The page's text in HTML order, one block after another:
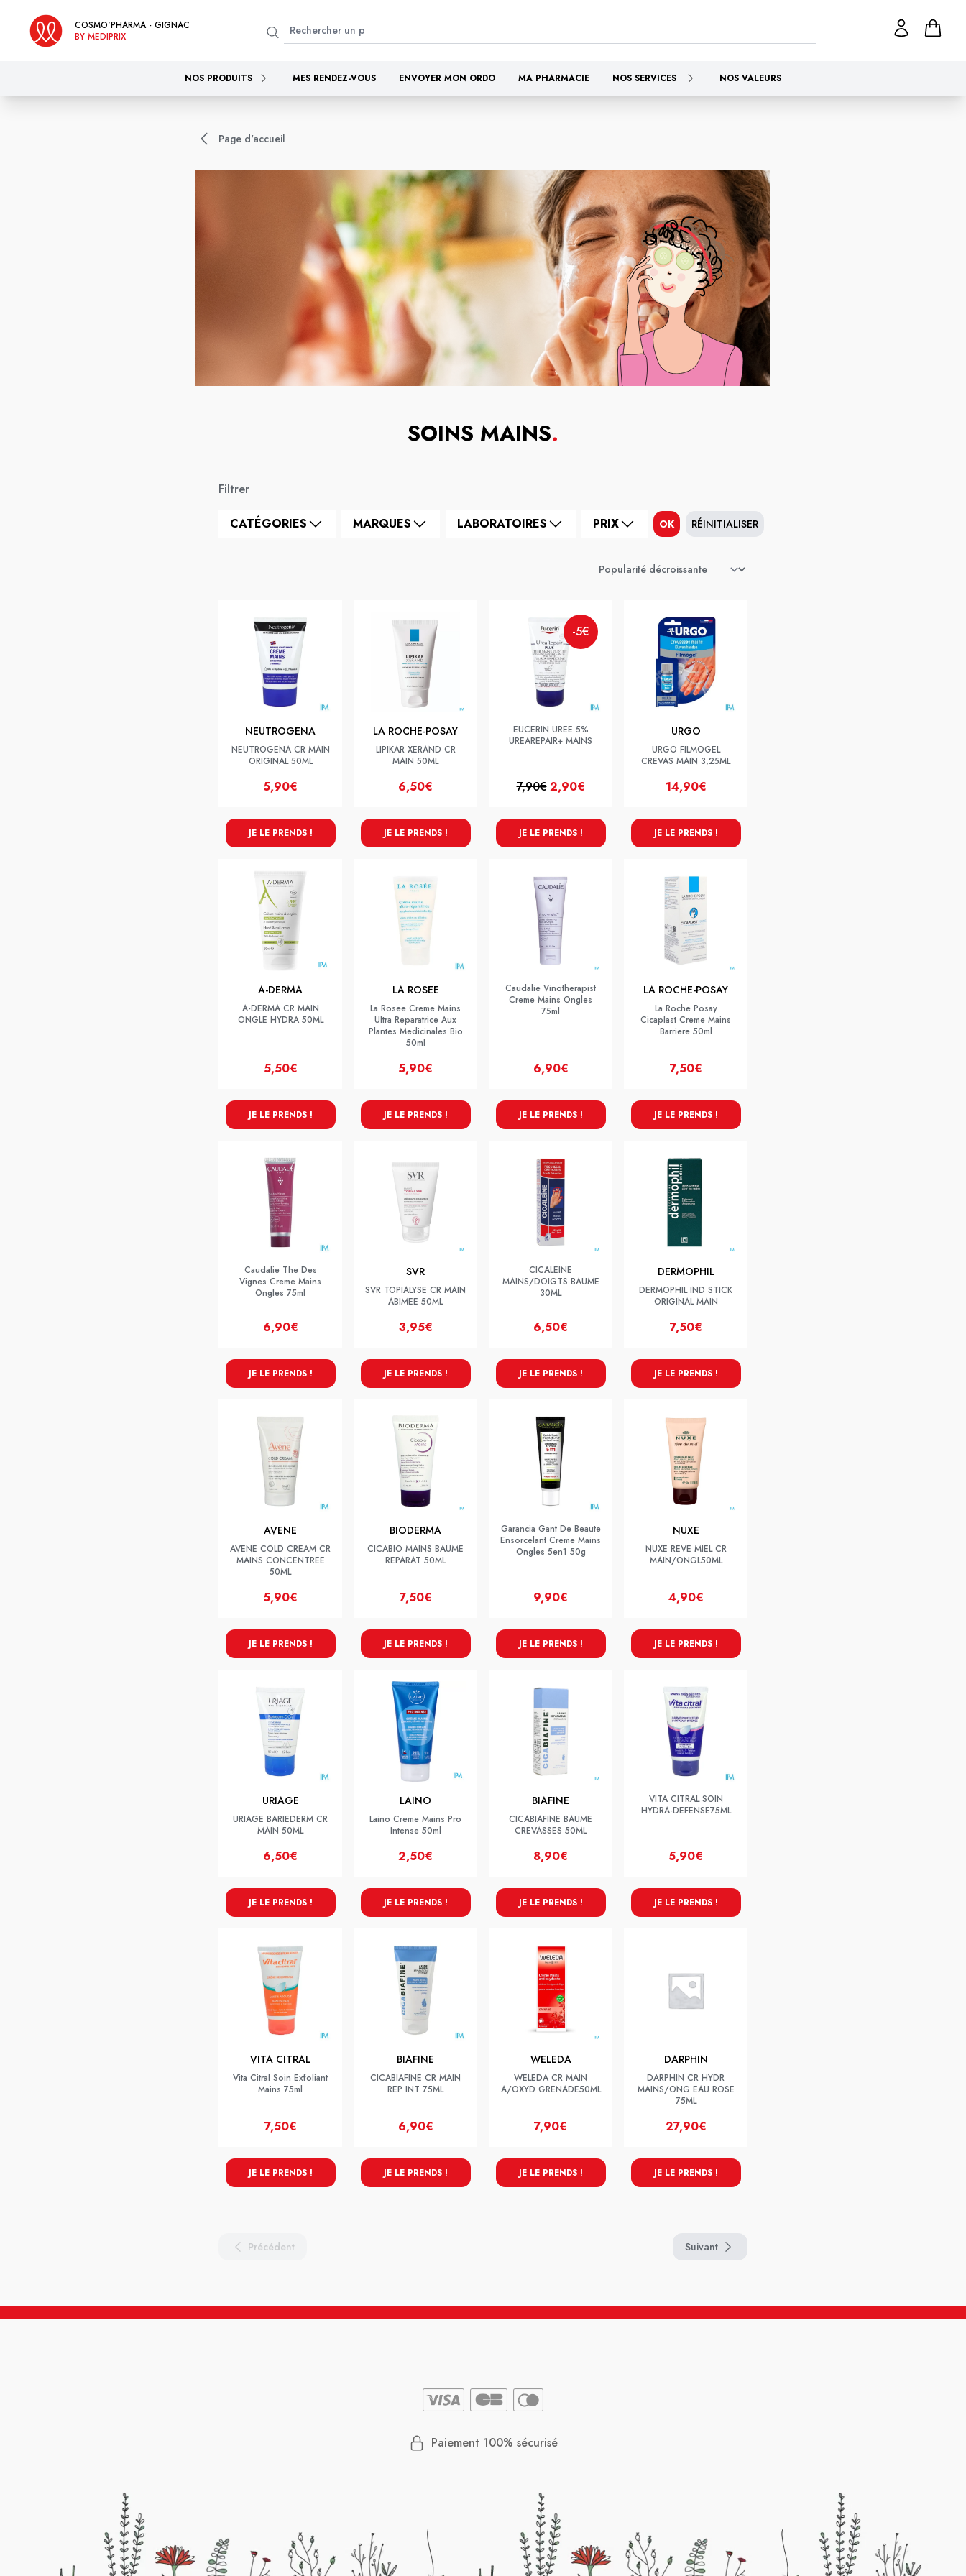
COSMO'PHARMA - GIGNAC
BY MEDIPRIX
NOS PRODUITS MES RENDEZ-VOUS ENVOYER MON ORDO MA PHARMACIE NOS SERVICES NOS VALEURS
Page d'accueil
SOINS MAINS.
Filtrer
CATÉGORIES MARQUES LABORATOIRES PRIX OK RÉINITIALISER
NEUTROGENA
NEUTROGENA CR MAIN
ORIGINAL 50ML
5,90€
JE LE PRENDS !
LA ROCHE-POSAY
LIPIKAR XERAND CR
MAIN 50ML
6,50€
JE LE PRENDS !
-5€
EUCERIN UREE 5%
UREAREPAIR+ MAINS
7,90€2,90€
JE LE PRENDS !
URGO
URGO FILMOGEL
CREVAS MAIN 3,25ML
14,90€
JE LE PRENDS !
A-DERMA
A-DERMA CR MAIN
ONGLE HYDRA 50ML
5,50€
JE LE PRENDS !
LA ROSEE
La Rosee Creme Mains
Ultra Reparatrice Aux
Plantes Medicinales Bio
50ml
5,90€
JE LE PRENDS !
Caudalie Vinotherapist
Creme Mains Ongles
75ml
6,90€
JE LE PRENDS !
LA ROCHE-POSAY
La Roche Posay
Cicaplast Creme Mains
Barriere 50ml
7,50€
JE LE PRENDS !
Caudalie The Des
Vignes Creme Mains
Ongles 75ml
6,90€
JE LE PRENDS !
SVR
SVR TOPIALYSE CR MAIN
ABIMEE 50ML
3,95€
JE LE PRENDS !
CICALEINE
MAINS/DOIGTS BAUME
30ML
6,50€
JE LE PRENDS !
DERMOPHIL
DERMOPHIL IND STICK
ORIGINAL MAIN
7,50€
JE LE PRENDS !
AVENE
AVENE COLD CREAM CR
MAINS CONCENTREE
50ML
5,90€
JE LE PRENDS !
BIODERMA
CICABIO MAINS BAUME
REPARAT 50ML
7,50€
JE LE PRENDS !
Garancia Gant De Beaute
Ensorcelant Creme Mains
Ongles 5en1 50g
9,90€
JE LE PRENDS !
NUXE
NUXE REVE MIEL CR
MAIN/ONGL50ML
4,90€
JE LE PRENDS !
URIAGE
URIAGE BARIEDERM CR
MAIN 50ML
6,50€
JE LE PRENDS !
LAINO
Laino Creme Mains Pro
Intense 50ml
2,50€
JE LE PRENDS !
BIAFINE
CICABIAFINE BAUME
CREVASSES 50ML
8,90€
JE LE PRENDS !
VITA CITRAL SOIN
HYDRA-DEFENSE75ML
5,90€
JE LE PRENDS !
VITA CITRAL
Vita Citral Soin Exfoliant
Mains 75ml
7,50€
JE LE PRENDS !
BIAFINE
CICABIAFINE CR MAIN
REP INT 75ML
6,90€
JE LE PRENDS !
WELEDA
WELEDA CR MAIN
A/OXYD GRENADE50ML
7,90€
JE LE PRENDS !
DARPHIN
DARPHIN CR HYDR
MAINS/ONG EAU ROSE
75ML
27,90€
JE LE PRENDS !
Précédent Suivant
Paiement 100% sécurisé